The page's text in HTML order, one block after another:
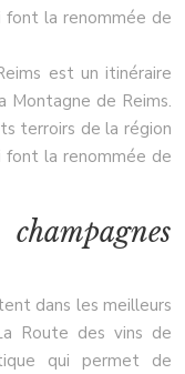
font la renommée de
est un itinéraire
Montagne de Reims.
terroirs de la région
font la renommée de
dans les meilleurs
Route des vins de
qui permet de